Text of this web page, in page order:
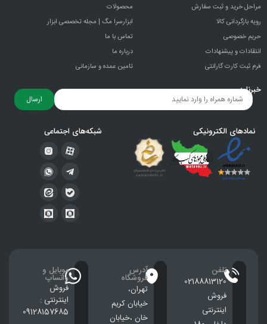
مراحل خرید و ثبت سفارش
رویه بازگردانی کالا
حریم خصوصی
انتقادات و پيشنهادات
فرم ثبت کارت گارانتی
محصولات
ابزارسرا مگ | مجله تخصصی ابزار
تماس با ما
درباره ما
تامین عمده و سازمانی
خبرنامه
ارسال
نمادهای الکترونیکی شبکه‌های اجتماعی
تلفن
02188813120
فروش
اینترنتی
آدرس
فروشگاه
تهران،
خيابان كريم
خان ،خيابان
موبایل و
واتساپ
فروش
اینترنتی :
09128157685